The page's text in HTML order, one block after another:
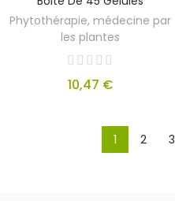
Phytothérapie, médecine par
les plantes
10,47 €
1 2 3